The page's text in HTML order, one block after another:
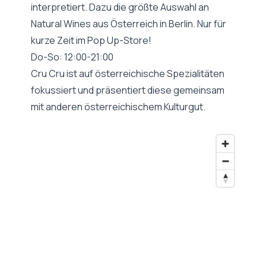
interpretiert. Dazu die größte Auswahl an
Natural Wines aus Österreich in Berlin. Nur für
kurze Zeit im Pop Up-Store!
Do-So: 12:00-21:00
Cru Cru ist auf österreichische Spezialitäten
fokussiert und präsentiert diese gemeinsam
mit anderen österreichischem Kulturgut.